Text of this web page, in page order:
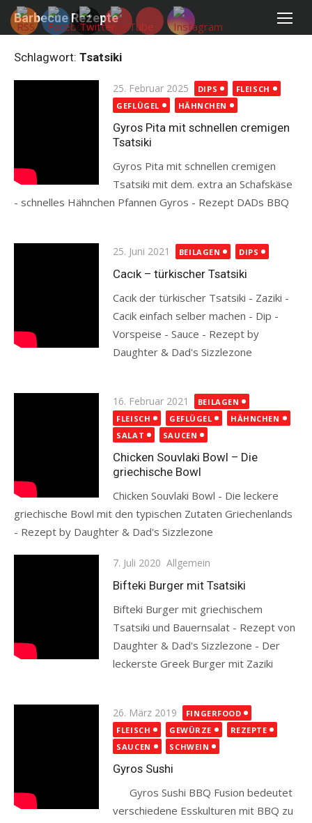
Skip
Barbecue Rezepte
Schlagwort: Tsatsiki
Posted
on
25. Februar 2025 DIPS
FLEISCH
GEFLÜGEL
HÄHNCHEN
Gyros Pita mit schnellen cremigen
Tsatsiki
Gyros Pita mit schnellen cremigen
Tsatsiki mit dem. extra an Schafskäse
- schnelles Hähnchen Pfannen Gyros - Rezept DADs BBQ
Posted
on
25. Juni 2021 BEILAGEN DIPS
Cacık – türkischer Tsatsiki
Cacık der türkischer Tsatsiki - Zaziki -
Cacik einfach selber machen - Dip -
Vorspeise - Sauce - Rezept by
Daughter & Dad's Sizzlezone
Posted
on
16. Februar 2021
BEILAGEN
FLEISCH
GEFLÜGEL
HÄHNCHEN
SALAT
SAUCEN
Chicken Souvlaki Bowl – Die
griechische Bowl
Chicken Souvlaki Bowl - Die leckere
griechische Bowl mit den typischen Zutaten Griechenlands
- Rezept by Daughter & Dad's Sizzlezone
Posted
on
7. Juli 2020 Allgemein
Bifteki Burger mit Tsatsiki
Bifteki Burger mit griechischem
Tsatsiki und Bauernsalat - Rezept von
Daughter & Dad's Sizzlezone - Der
leckerste Greek Burger mit Zaziki
Posted
on
26. März 2019
FINGERFOOD
FLEISCH
GEWÜRZE
REZEPTE
SAUCEN
SCHWEIN
Gyros Sushi
Gyros Sushi BBQ Fusion bedeutet
verschiedene Esskulturen mit BBQ zu